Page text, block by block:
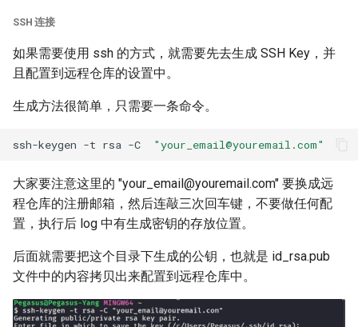
SSH 连接
如果需要使用 ssh 的方式，就需要先去生成 SSH Key，并
且配置到远程仓库的设置中。
生成方法很简单，只需要一条命令。
ssh-keygen -t rsa -C "your_email@youremail.com"
大家要注意这里的 "your_email@youremail.com" 要换成远
程仓库的注册邮箱，然后连敲三次回车键，不要做任何配
置，执行后 log 中有生成密钥的存放位置。
后面就需要把这个目录下生成的公钥，也就是 id_rsa.pub
文件中的内容拷贝出来配置到远程仓库中。